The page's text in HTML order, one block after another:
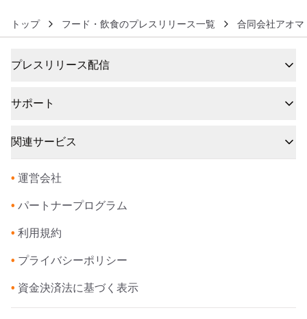
トップ フード・飲食のプレスリリース一覧 合同会社アオマ
プレスリリース配信
サポート
関連サービス
• 運営会社
• パートナープログラム
• 利用規約
• プライバシーポリシー
• 資金決済法に基づく表示